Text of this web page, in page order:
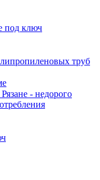
под ключ